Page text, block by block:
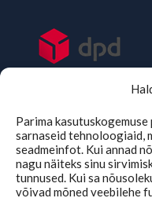
Parima kasutuskogemuse
sarnaseid tehnoloogiaid,
seadmeinfot. Kui annad
nagu näiteks sinu
tunnused. Kui sa
võivad mõned veebilehe